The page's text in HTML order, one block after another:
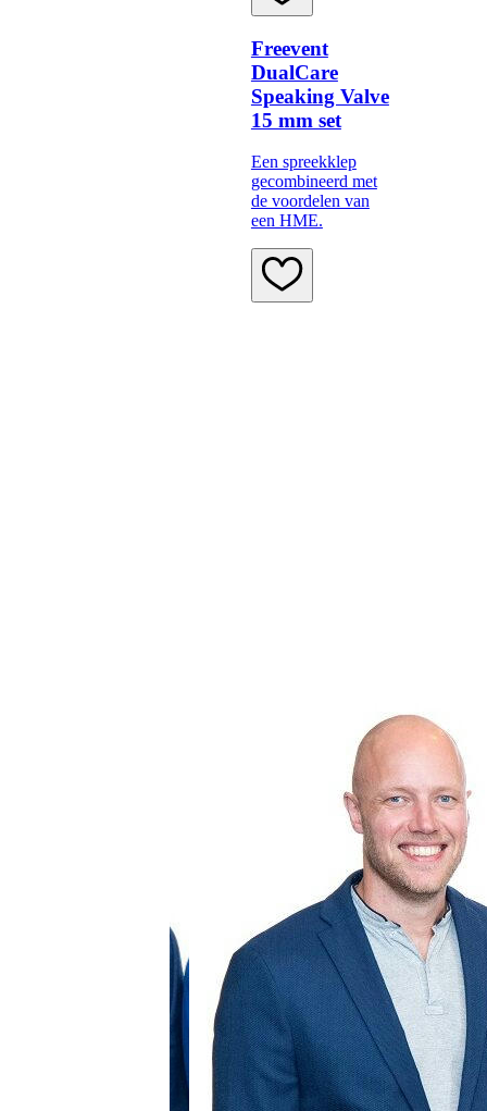
Freevent
DualCare
Speaking Valve
15 mm set
Een spreekklep
gecombineerd met
de voordelen van
een HME.